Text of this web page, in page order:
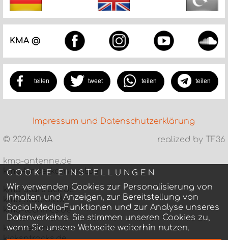
teilen tweet teilen teilen
KMA @
© 2026 KMA
Impressum und Datenschutzerklärung
realized by TF36
kma-antenne.de
kma-kinderkarneval.de
kma-startruck.de
kma-studios.de
kma-technics.de
kma-records.de
COOKIE EINSTELLUNGEN
Wir verwenden Cookies zur Personalisierung von
Inhalten und Anzeigen, zur Bereitstellung von
Social-Media-Funktionen und zur Analyse unseres
Datenverkehrs. Sie stimmen unseren Cookies zu,
wenn Sie unsere Webseite weiterhin nutzen.